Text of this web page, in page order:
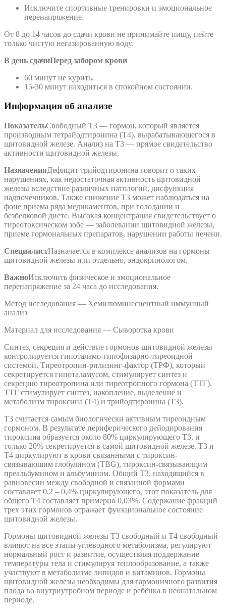
Исключите спортивные тренировки и эмоциональное
перенапряжение.
От 8 до 14 часов до сдачи крови не принимайте пищу, пейте
только чистую негазированную воду.
В день сдачиПеред забором крови
60 минут не курить,
15-30 минут находиться в спокойном состоянии.
Информация об анализе
ПоказательСвободный Т3 — гормон, который является
производным тетрайодтиронина (Т4), вырабатывающегося в
щитовидной железе. Анализ на Т3 — прямое свидетельство
активности щитовидной железы.
НазначенияДефицит трийодтиронина говорит о таких
нарушениях, как недостаточная активность щитовидной
железы вследствие различных патологий, дисфункция
надпочечников. Также снижение Т3 может наблюдаться на
фоне приема ряда медикаментов, при голодании и
безбелковой диете. Высокая концентрация свидетельствует о
тиреотоксическом зобе — заболевании щитовидной железы,
приеме гормональных препаратов, нарушении работы печени.
СпециалистНазначается в комплексе анализов на гормоны
щитовидной железы или отдельно, эндокринологом.
ВажноИсключить физическое и эмоциональное
перенапряжение за 24 часа до исследования.
Метод исследования — Хемилюминесцентный иммунный
анализ
Материал для исследования — Сыворотка крови
Синтез, секреция и действие гормонов щитовидной железы
контролируется гипоталамо-гипофизарно-тиреоидной
системой. Тиреотропин-рилизинг-фактор (ТРФ), который
секретируется гипоталамусом, стимулирует синтез и
секрецию тиреотропина или тиреотропного гормона (ТТГ).
ТТГ стимулирует синтез, накопление, выделение и
метаболизм тироксина (T4) и трийодтиронина (T3).
T3 считается самым биологически активным тиреоидным
гормоном. В результате периферического дейодирования
тироксина образуется около 80% циркулирующего T3, и
только 20% секретируется в самой щитовидной железе. T3 и
T4 циркулируют в крови связанными с тироксин-
связывающим глобулином (TBG), тироксин-связывающим
преальбумином и альбумином. Общий T3, находящийся в
равновесии между свободной и связанной формами
составляет 0,2 – 0,4% циркулирующего, этот показатель для
общего T4 составляет примерно 0,03%. Содержание фракций
трех этих гормонов отражает функциональное состояние
щитовидной железы.
Гормоны щитовидной железы T3 свободный и T4 свободный
влияют на все этапы углеводного метаболизма, регулируют
нормальный рост и развитие, осуществляя поддержание
температуры тела и стимулируя теплообразование, а также
участвуют в метаболизме липидов и витаминов. Гормоны
щитовидной железы необходимы для гармоничного развития
плода во внутриутробном периоде и ребёнка в неонатальном
периоде.